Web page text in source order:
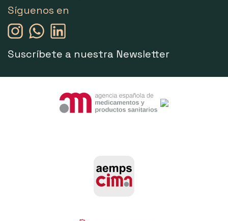
Síguenos en
Suscríbete a nuestra Newsletter